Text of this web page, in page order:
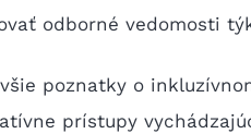
odborné vedomosti
poznatky o
prístupy